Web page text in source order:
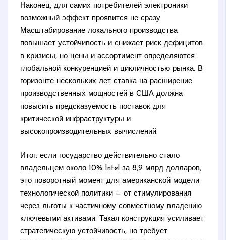
Наконец, для самих потребителей электроники
возможный эффект проявится не сразу.
Масштабирование локального производства
повышает устойчивость и снижает риск дефицитов
в кризисы, но цены и ассортимент определяются
глобальной конкуренцией и цикличностью рынка. В
горизонте нескольких лет ставка на расширение
производственных мощностей в США должна
повысить предсказуемость поставок для
критической инфраструктуры и
высокопроизводительных вычислений.
Итог: если государство действительно стало
владельцем около 10% Intel за 8,9 млрд долларов,
это поворотный момент для американской модели
технологической политики — от стимулирования
через льготы к частичному совместному владению
ключевыми активами. Такая конструкция усиливает
стратегическую устойчивость, но требует